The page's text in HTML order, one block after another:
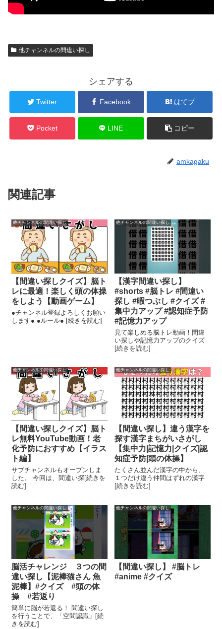
他チャンネルの間違い探し
シェアする
Twitter Facebook はてブ
Pocket LINE コピー
amkagaku
関連記事
他チャンネルの間違い探し
【間違い探しクイズ】脳ト
レに最適！楽しく頭の体操
をしよう【動画ゲーム】
●チャンネル登録よろしくお願い
します● ●ルール● [続きを読む]
他チャンネルの間違い探し
【漢字間違い探し】
#shorts #脳トレ #間違い
探し #暇つぶし #クイズ #
集中力アップ #認知症予防
#記憶力アップ
見て楽しめる脳トレ動画！間違
い探しや記憶力アップのクイズ
[続きを読む]
他チャンネルの間違い探し
【間違い探しクイズ】脳ト
レ無料YouTube動画！老
化予防におすすめ【イラス
ト編】
サブチャンネルもオープンしま
した。 今回は、間違い探[続きを
読む]
他チャンネルの間違い探し
【間違い探し】違う漢字を
探す漢字まちがいさがし
【集中力|記憶力|クイズ|認
知症予防|頭の体操】
たくさん並んだ漢字の中から、
１つだけ違う仲間はずれの漢字
[続きを読む]
他チャンネルの間違い探し
脳活チャレンジ ３つの間
違い探し【泥棒猫さん 魚
泥棒】#クイズ #頭の体
操 #若返り
簡単に脳が若返る！ 間違い探し
を行うことで、「空間認識」[続
きを読む]
他チャンネルの間違い探し
【間違い探し】 #脳トレ
#anime #クイズ